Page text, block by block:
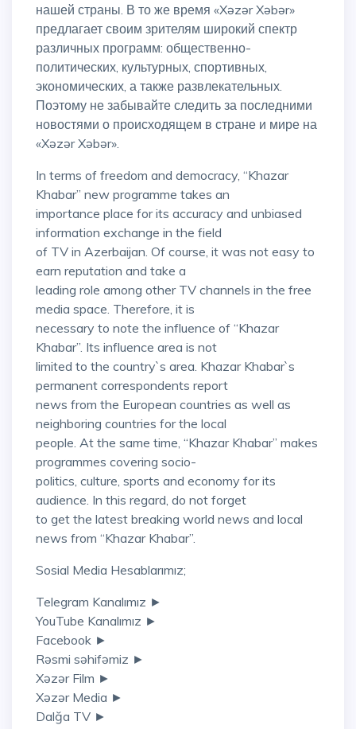
нашей страны. В то же время «Xəzər Xəbər»
предлагает своим зрителям широкий спектр
различных программ: общественно-
политических, культурных, спортивных,
экономических, а также развлекательных.
Поэтому не забывайте следить за последними
новостями о происходящем в стране и мире на
«Xəzər Xəbər».
In terms of freedom and democracy, “Khazar
Khabar” new programme takes an
importance place for its accuracy and unbiased
information exchange in the field
of TV in Azerbaijan. Of course, it was not easy to
earn reputation and take a
leading role among other TV channels in the free
media space. Therefore, it is
necessary to note the influence of “Khazar
Khabar”. Its influence area is not
limited to the country`s area. Khazar Khabar`s
permanent correspondents report
news from the European countries as well as
neighboring countries for the local
people. At the same time, “Khazar Khabar” makes
programmes covering socio-
politics, culture, sports and economy for its
audience. In this regard, do not forget
to get the latest breaking world news and local
news from “Khazar Khabar”.
Sosial Media Hesablarımız;
Telegram Kanalımız ►
YouTube Kanalımız ►
Facebook ►
Rəsmi səhifəmiz ►
Xəzər Film ►
Xəzər Media ►
Dalğa TV ►